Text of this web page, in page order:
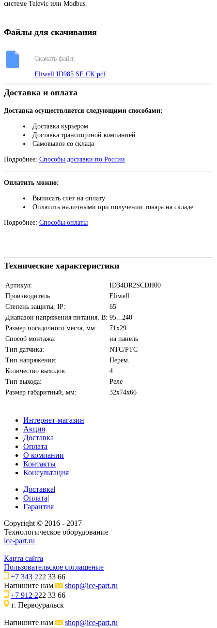
системе Televic или Modbus.
Файлы для скачивания
Скачать файл:
Eliwell ID985 SE CK.pdf
Доставка и оплата
Доставка осуществляется следующими способами:
Доставка курьером
Доставка транспортной компанией
Самовывоз со склада
Подробнее: Способы доставки по России
Оплатить можно:
Выписать счёт на оплату
Оплатить наличными при получении товара на складе
Подробнее: Способы оплаты
Технические характеристики
Артикул:
ID34DR2SCDH00
Производитель:
Eliwell
Степень защиты, IP:
65
Диапазон напряжения питания, В: 95...240
Размер посадочного места, мм:
71х29
Способ монтажа:
на панель
Тип датчика:
NTC/PTC
Тип напряжения:
Перем.
Количество выходов:
4
Тип выхода:
Реле
Размер габаритный, мм:
32х74х66
Интернет-магазин
Акция
Доставка
Оплата
О компании
Контакты
Консультация
Доставка|
Оплата|
Гарантия
Copyright © 2016 - 2017
Технологическое оборудование
ice-part.ru
Карта сайта
Пользовательское соглашение
+7 343 222 33 66
Напишите нам
shop@ice-part.ru
+7 912 222 33 66
г. Первоуральск
Напишите нам
shop@ice-part.ru